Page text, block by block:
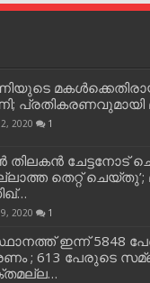
2020 1
തിലകന്‍ ചേട്ടനോട്
തെറ്റ് ചെയ്തു’;
2020 1
ഇന്ന് 5848
; 613 പേരുടെ